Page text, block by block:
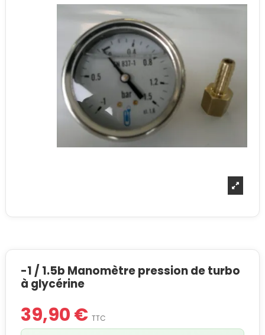
-1 / 1.5b Manomètre pression de turbo
à glycérine
39,90 € TTC